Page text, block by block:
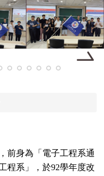
前身為「電子工程系通
程系」，於92學年度改